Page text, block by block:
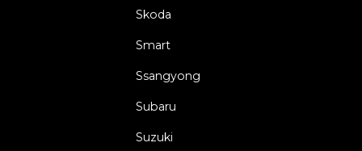
Skoda
Smart
Ssangyong
Subaru
Suzuki